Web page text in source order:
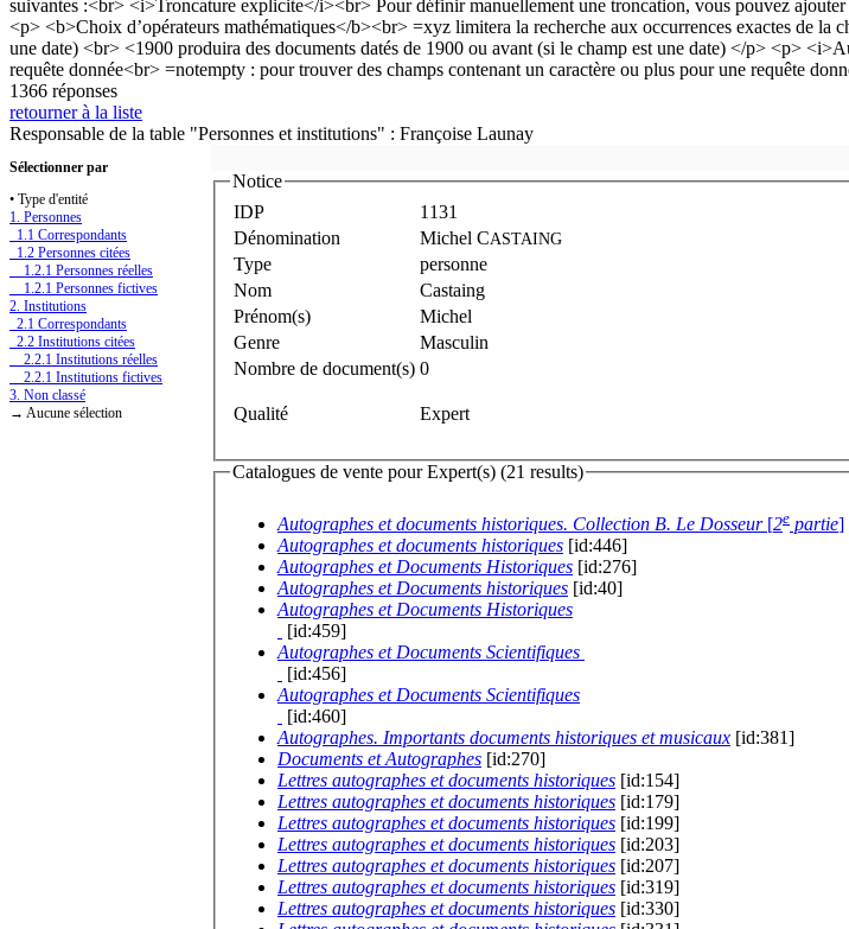
1366 réponses
retourner à la liste
Responsable de la table "Personnes et institutions" : Françoise Launay
Sélectionner par
• Type d'entité
1. Personnes
1.1 Correspondants
1.2 Personnes citées
1.2.1 Personnes réelles
1.2.1 Personnes fictives
2. Institutions
2.1 Correspondants
2.2 Institutions citées
2.2.1 Institutions réelles
2.2.1 Institutions fictives
3. Non classé
→ Aucune sélection
Notice
IDP
1131
Dénomination
Michel CASTAING
Type
personne
Nom
Castaing
Prénom(s)
Michel
Genre
Masculin
Nombre de document(s) 0
Qualité Expert
Catalogues de vente pour Expert(s) (21 results)
Autographes et documents historiques. Collection B. Le Dosseur [2e partie]
Autographes et documents historiques [id:446]
Autographes et Documents Historiques [id:276]
Autographes et Documents historiques [id:40]
Autographes et Documents Historiques
[id:459]
Autographes et Documents Scientifiques
[id:456]
Autographes et Documents Scientifiques
[id:460]
Autographes. Importants documents historiques et musicaux [id:381]
Documents et Autographes [id:270]
Lettres autographes et documents historiques [id:154]
Lettres autographes et documents historiques [id:179]
Lettres autographes et documents historiques [id:199]
Lettres autographes et documents historiques [id:203]
Lettres autographes et documents historiques [id:207]
Lettres autographes et documents historiques [id:319]
Lettres autographes et documents historiques [id:330]